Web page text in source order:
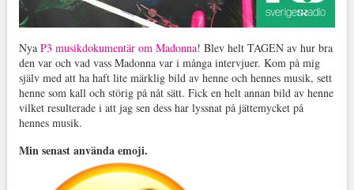
Nya P3 musikdokumentär om Madonna! Blev helt TAGEN av hur bra
den var och vad vass Madonna var i många intervjuer. Kom på mig
själv med att ha haft lite märklig bild av henne och hennes musik, sett
henne som kall och störig på nåt sätt. Fick en helt annan bild av henne
vilket resulterade i att jag sen dess har lyssnat på jättemycket på
hennes musik.
Min senast använda emoji.